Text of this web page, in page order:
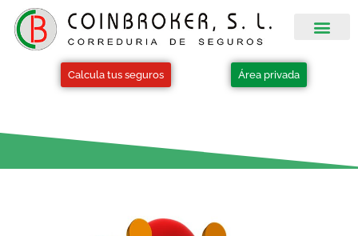
Calcula tus seguros Área privada